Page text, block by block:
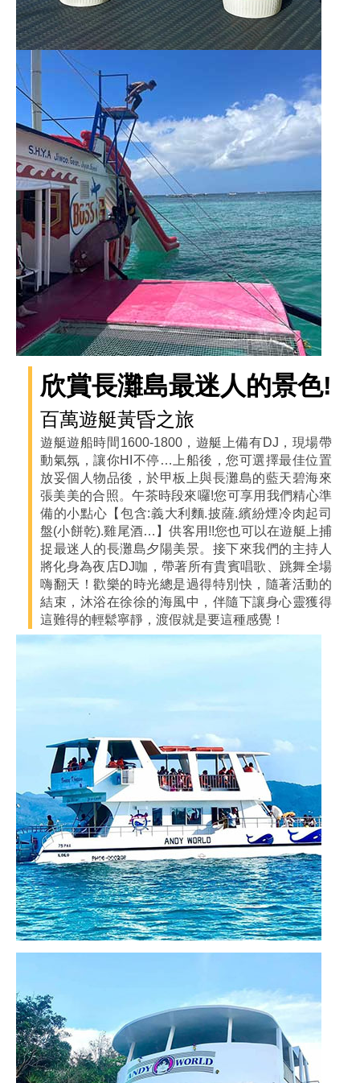
欣賞長灘島最迷人的景色!
百萬遊艇黃昏之旅
遊艇遊船時間1600-1800，遊艇上備有DJ，現場帶
動氣氛，讓你HI不停…上船後，您可選擇最佳位置
放妥個人物品後，於甲板上與長灘島的藍天碧海來
張美美的合照。午茶時段來囉!您可享用我們精心準
備的小點心【包含:義大利麵.披薩.繽紛煙冷肉起司
盤(小餅乾).雞尾酒…】供客用!!您也可以在遊艇上捕
捉最迷人的長灘島夕陽美景。接下來我們的主持人
將化身為夜店DJ咖，帶著所有貴賓唱歌、跳舞全場
嗨翻天！歡樂的時光總是過得特別快，隨著活動的
結束，沐浴在徐徐的海風中，伴隨下讓身心靈獲得
這難得的輕鬆寧靜，渡假就是要這種感覺！